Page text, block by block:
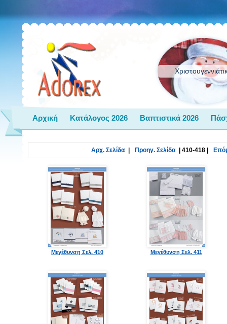
Αρχική Κατάλογος 2026 Βαπτιστικά 2026
Αρχ. Σελίδα Προηγ. Σελίδα 410-418
Μεγέθυνση Σελ. 410 Μεγέθυνση Σελ. 411